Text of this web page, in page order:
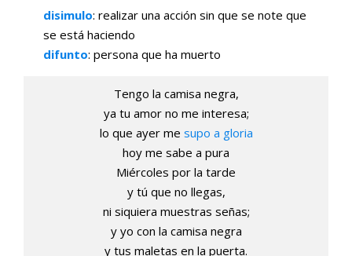
disimulo: realizar una acción sin que se note que
se está haciendo
difunto: persona que ha muerto
Tengo la camisa negra,
ya tu amor no me interesa;
lo que ayer me supo a gloria
hoy me sabe a pura
Miércoles por la tarde
y tú que no llegas,
ni siquiera muestras señas;
y yo con la camisa negra
y tus maletas en la puerta.